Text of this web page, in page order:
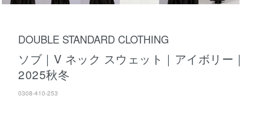
DOUBLE STANDARD CLOTHING
ソブ｜V ネック スウェット｜アイボリー｜
2025秋冬
0308-410-253